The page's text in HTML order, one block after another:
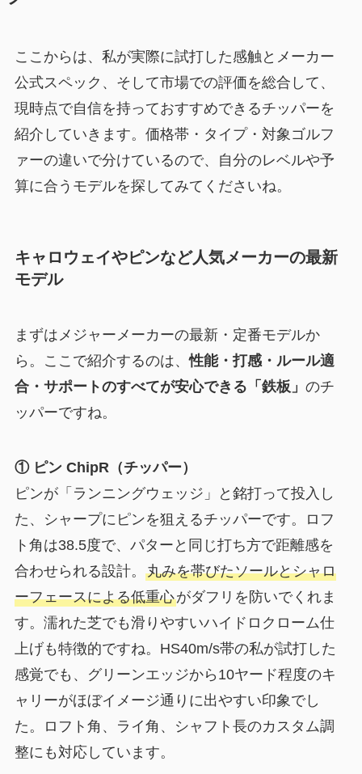
ここからは、私が実際に試打した感触とメーカー
公式スペック、そして市場での評価を総合して、
現時点で自信を持っておすすめできるチッパーを
紹介していきます。価格帯・タイプ・対象ゴルフ
ァーの違いで分けているので、自分のレベルや予
算に合うモデルを探してみてくださいね。
キャロウェイやピンなど人気メーカーの最新
モデル
まずはメジャーメーカーの最新・定番モデルか
ら。ここで紹介するのは、性能・打感・ルール適
合・サポートのすべてが安心できる「鉄板」 のチ
ッパーですね。
① ピン ChipR（チッパー）
ピンが「ランニングウェッジ」と銘打って投入し
た、シャープにピンを狙えるチッパーです。ロフ
ト角は38.5度で、パターと同じ打ち方で距離感を
合わせられる設計。 丸みを帯びたソールとシャロ
ーフェースによる低重心がダフリを防いでくれま
す。濡れた芝でも滑りやすいハイドロクローム仕
上げも特徴的ですね。HS40m/s帯の私が試打した
感覚でも、グリーンエッジから10ヤード程度のキ
ャリーがほぼイメージ通りに出やすい印象でし
た。ロフト角、ライ角、シャフト長のカスタム調
整にも対応しています。